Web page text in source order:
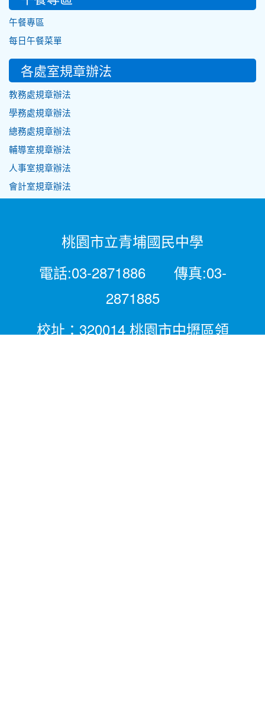
午餐專區
每日午餐菜單
各處室規章辦法
教務處規章辦法
學務處規章辦法
總務處規章辦法
輔導室規章辦法
人事室規章辦法
會計室規章辦法
桃園市立青埔國民中學
電話:03-2871886 傳真:03-
2871885
校址：320014 桃園市中壢區領